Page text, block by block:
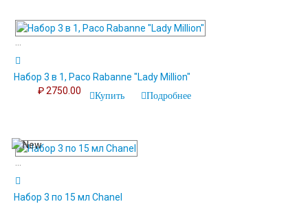
...
Набор 3 в 1, Paco Rabanne "Lady Million"
₽ 2750.00
Купить Подробнее
...
Набор 3 по 15 мл Chanel